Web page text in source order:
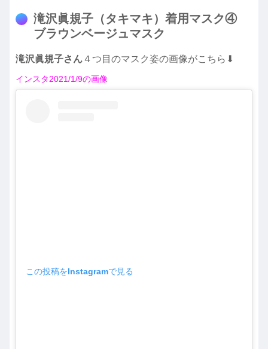
滝沢眞規子（タキマキ）着用マスク④
ブラウンベージュマスク
滝沢眞規子さん４つ目のマスク姿の画像がこちら⬇︎
インスタ2021/1/9の画像
この投稿をInstagramで見る